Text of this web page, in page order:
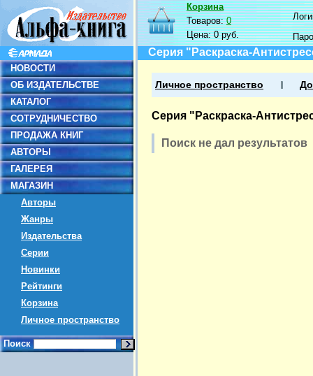
НОВОСТИ
ОБ ИЗДАТЕЛЬСТВЕ
КАТАЛОГ
СОТРУДНИЧЕСТВО
ПРОДАЖА КНИГ
АВТОРЫ
ГАЛЕРЕЯ
МАГАЗИН
Авторы
Жанры
Издательства
Серии
Новинки
Рейтинги
Корзина
Личное пространство
Поиск
Корзина
Товаров:0
Цена:0 руб.
Серия "Раскраска-
Личное пространство
Серия "Раскраска-
Поиск не дал результатов